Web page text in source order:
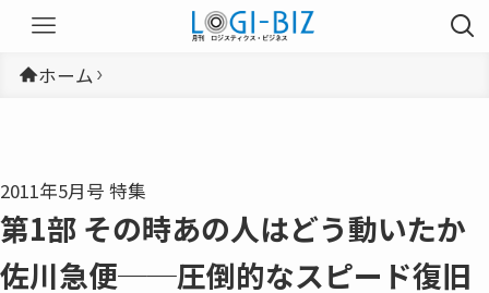
ホーム
2011年5月号 特集
第1部 その時あの人はどう動いたか
佐川急便──圧倒的なスピード復旧